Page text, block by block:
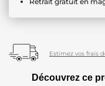
Estimez vos frais
Découvrez ce